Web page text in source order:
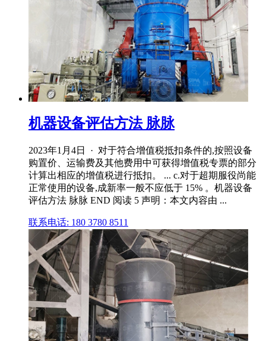
机器设备评估方法 脉脉
2023年1月4日 · 对于符合增值税抵扣条件的,按照设备
购置价、运输费及其他费用中可获得增值税专票的部分
计算出相应的增值税进行抵扣。 ... c.对于超期服役尚能
正常使用的设备,成新率一般不应低于 15% 。机器设备
评估方法 脉脉 END 阅读 5 声明：本文内容由 ...
联系电话: 180 3780 8511